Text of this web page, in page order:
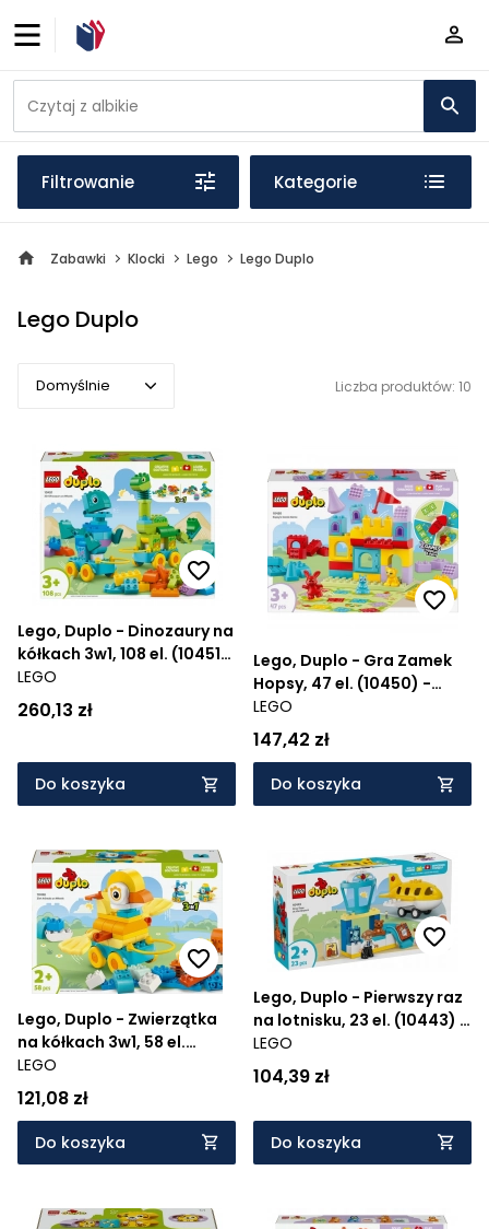
Filtrowanie Kategorie
Zabawki Klocki Lego Lego Duplo
Lego Duplo
Domyślnie
Popularne
Cena rosnąco
Cena malejąco
Od najstarszych
Liczba produktów: 10
Lego, Duplo - Dinozaury na
kółkach 3w1, 108 el. (10451)
- Wiek: 3+
LEGO
260,13 zł
Do koszyka
Lego, Duplo - Gra Zamek
Hopsy, 47 el. (10450) -
Wiek: 3+
LEGO
147,42 zł
Do koszyka
Lego, Duplo - Zwierzątka
na kółkach 3w1, 58 el.
LEGO
121,08 zł
Do koszyka
Lego, Duplo - Pierwszy raz
na lotnisku, 23 el. (10443) -
Wiek: 2+
LEGO
104,39 zł
Do koszyka